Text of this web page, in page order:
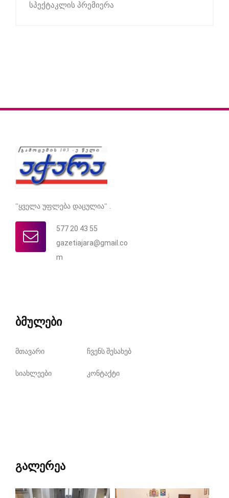
სპექტაკლის პრემიერა
"ყველა უფლება დაცულია" .
577 20 43 55
gazetiajara@gmail.co
m
ბმულები
მთავარი ჩვენს შესახებ
სიახლეები კონტაქტი
გალერეა